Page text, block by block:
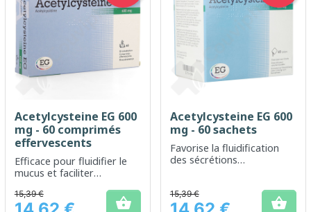
Acetylcysteine EG 600
mg - 60 comprimés
effervescents
Efficace pour fluidifier le
mucus et faciliter
15,39 €

Acetylcysteine EG 600
mg - 60 sachets
Favorise la fluidification
des sécrétions
respiratoire
15,39 €
